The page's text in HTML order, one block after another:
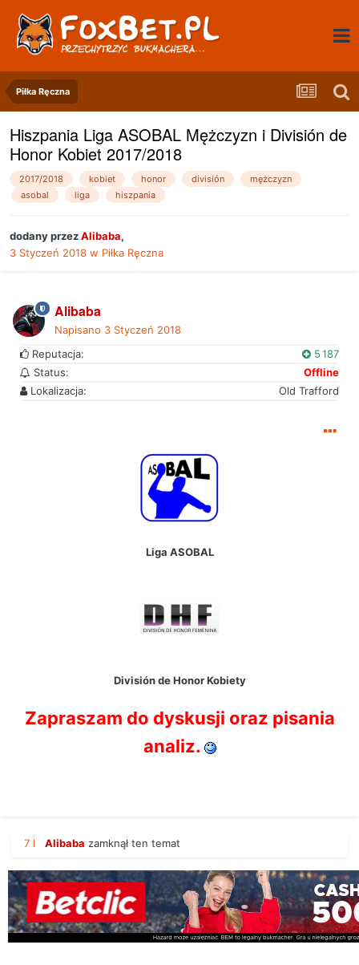
Piłka Ręczna
Hiszpania Liga ASOBAL Mężczyzn i División de
Honor Kobiet 2017/2018
2017/2018 kobiet honor división
mężczyzn
asobal
liga hiszpania
dodany przezAlibaba,
3 Styczeń 2018 w Piłka Ręczna
Alibaba
Napisano 3 Styczeń 2018
Reputacja:
5 187
Status:
Offline
Lokalizacja:
Old Trafford
Liga ASOBAL
División de Honor Kobiety
Zapraszam do dyskusji oraz pisania
analiz.
7 l Alibaba zamknął ten temat